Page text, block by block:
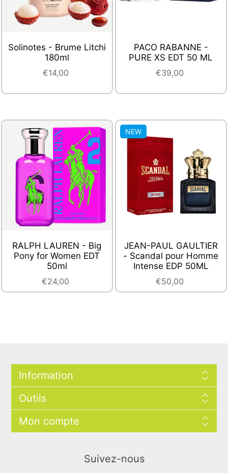
Solinotes - Brume Litchi
180ml
€14,00
PACO RABANNE -
PURE XS EDT 50 ML
€39,00
RALPH LAUREN - Big
Pony for Women EDT
50ml
€24,00
NEW
JEAN-PAUL GAULTIER
- Scandal pour Homme
Intense EDP 50ML
€50,00
Information
Outils
Mon compte
Suivez-nous